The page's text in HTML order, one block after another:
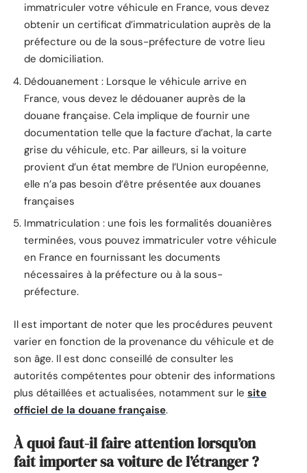
immatriculer votre véhicule en France, vous devez
obtenir un certificat d’immatriculation auprès de la
préfecture ou de la sous-préfecture de votre lieu
de domiciliation.
Dédouanement : Lorsque le véhicule arrive en
France, vous devez le dédouaner auprès de la
douane française. Cela implique de fournir une
documentation telle que la facture d’achat, la carte
grise du véhicule, etc. Par ailleurs, si la voiture
provient d’un état membre de l’Union européenne,
elle n’a pas besoin d’être présentée aux douanes
françaises
Immatriculation : une fois les formalités douanières
terminées, vous pouvez immatriculer votre véhicule
en France en fournissant les documents
nécessaires à la préfecture ou à la sous-
préfecture.
Il est important de noter que les procédures peuvent
varier en fonction de la provenance du véhicule et de
son âge. Il est donc conseillé de consulter les
autorités compétentes pour obtenir des informations
plus détaillées et actualisées, notamment sur le site
officiel de la douane française.
À quoi faut-il faire attention lorsqu’on
fait importer sa voiture de l’étranger ?